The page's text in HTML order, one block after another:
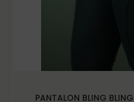
PANTALON BLING BLING